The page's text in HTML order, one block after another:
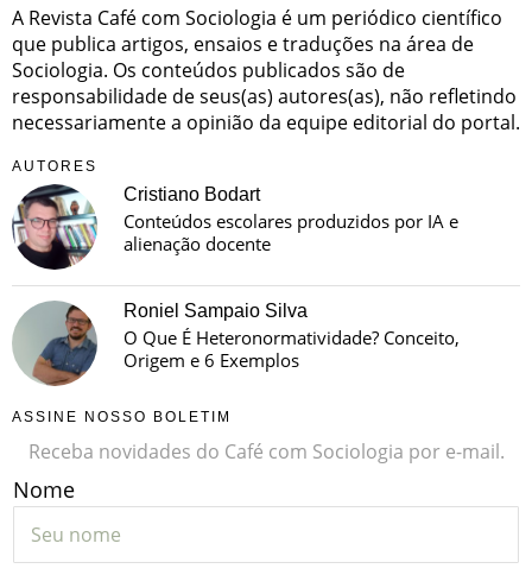
A Revista Café com Sociologia é um periódico científico
que publica artigos, ensaios e traduções na área de
Sociologia. Os conteúdos publicados são de
responsabilidade de seus(as) autores(as), não refletindo
necessariamente a opinião da equipe editorial do portal.
AUTORES
Cristiano Bodart
Conteúdos escolares produzidos por IA e
alienação docente
Roniel Sampaio Silva
O Que É Heteronormatividade? Conceito,
Origem e 6 Exemplos
ASSINE NOSSO BOLETIM
Receba novidades do Café com Sociologia por e-mail.
Nome